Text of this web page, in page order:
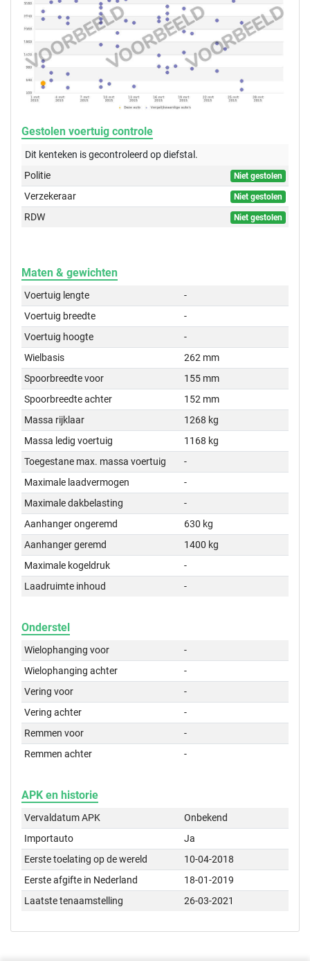
Gestolen voertuig controle
Dit kenteken is gecontroleerd opdiefstal.
Politie
Niet gestolen
Verzekeraar Niet gestolen
RDW Niet gestolen
Maten & gewichten
Voertuig lengte
-
Voertuig breedte
-
Voertuig hoogte
-
Wielbasis
262 mm
Spoorbreedte voor
155 mm
Spoorbreedte achter
152 mm
Massa rijklaar
1268 kg
Massa ledig voertuig
1168 kg
Toegestane max. massa voertuig
-
Maximale laadvermogen
-
Maximale dakbelasting
-
Aanhanger ongeremd
630 kg
Aanhanger geremd
1400 kg
Maximale kogeldruk
-
Laadruimte inhoud
-
Onderstel
Wielophanging voor
-
Wielophanging achter
-
Vering voor
-
Vering achter
-
Remmen voor
-
Remmen achter
-
APK en historie
Vervaldatum APK
Onbekend
Importauto
Ja
Eerste toelating op de wereld
10-04-2018
Eerste afgifte in Nederland
18-01-2019
Laatste tenaamstelling
26-03-2021